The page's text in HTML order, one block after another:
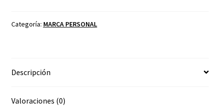
2024
Categoría: MARCA PERSONAL
Descripción
Valoraciones (0)